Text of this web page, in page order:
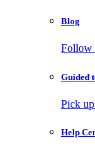
Blog
Follow
Guided
Pick
Help